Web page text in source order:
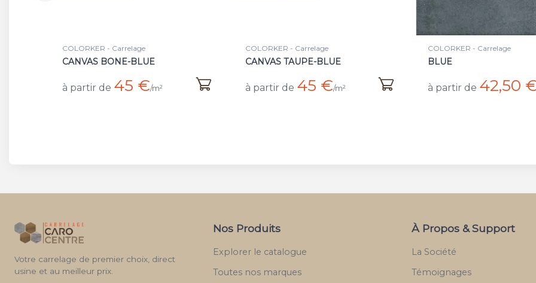
COLORKER - Carrelage
CANVAS TAUPE-BLUE
à partir de 45 €/m²
COLORKER - Carrelage
BLUE
à partir de 42,50 €
COLORKER - Carrelage
BONE
à partir de 42,50
Votre carrelage de premier choix, direct
usine et au meilleur prix.
Nos Produits
Explorer le catalogue
Toutes nos marques
À Propos & Support
La Société
Témoignages